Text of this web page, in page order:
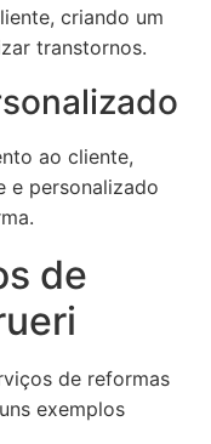
criando um
transtornos.
ao cliente,
e personalizado
de
de reformas
exemplos